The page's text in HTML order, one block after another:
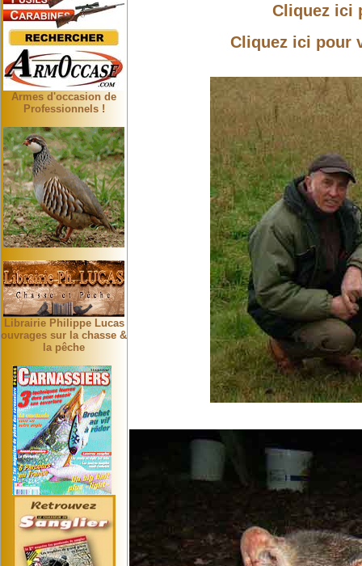
Armes d'occasion de
Professionnels !
Librairie Philippe Lucas
ouvrages sur la chasse &
la pêche
Cliquez ici
Cliquez ici pour